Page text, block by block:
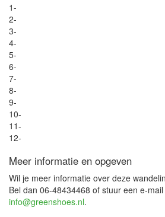
1-
2-
3-
4-
5-
6-
7-
8-
9-
10-
11-
12-
Meer informatie en opgeven
Wil je meer informatie over deze
Bel dan 06-48434468 of stuur een e-
info@greenshoes.nl.